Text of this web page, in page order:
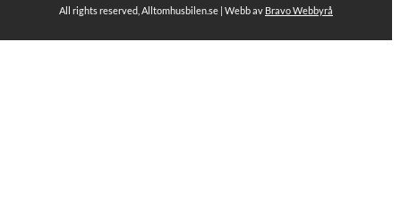
plåtisutbud lite extra kärlek med hela 3 nya utrustningsnivåer.
All rights reserved, Alltomhusbilen.se | Webb av Bravo Webbyrå